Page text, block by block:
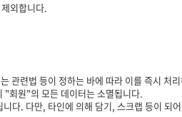
외합니다.
관련법 등이 정하는 바에 따라 이를 즉시 처
회원"의 모든 데이터는 소멸됩니다.
. 다만, 타인에 의해 담기, 스크랩 등이 되